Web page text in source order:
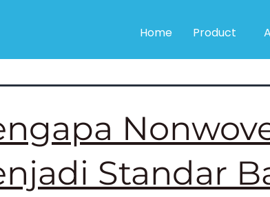
Home Product
Kesehatan
Standar